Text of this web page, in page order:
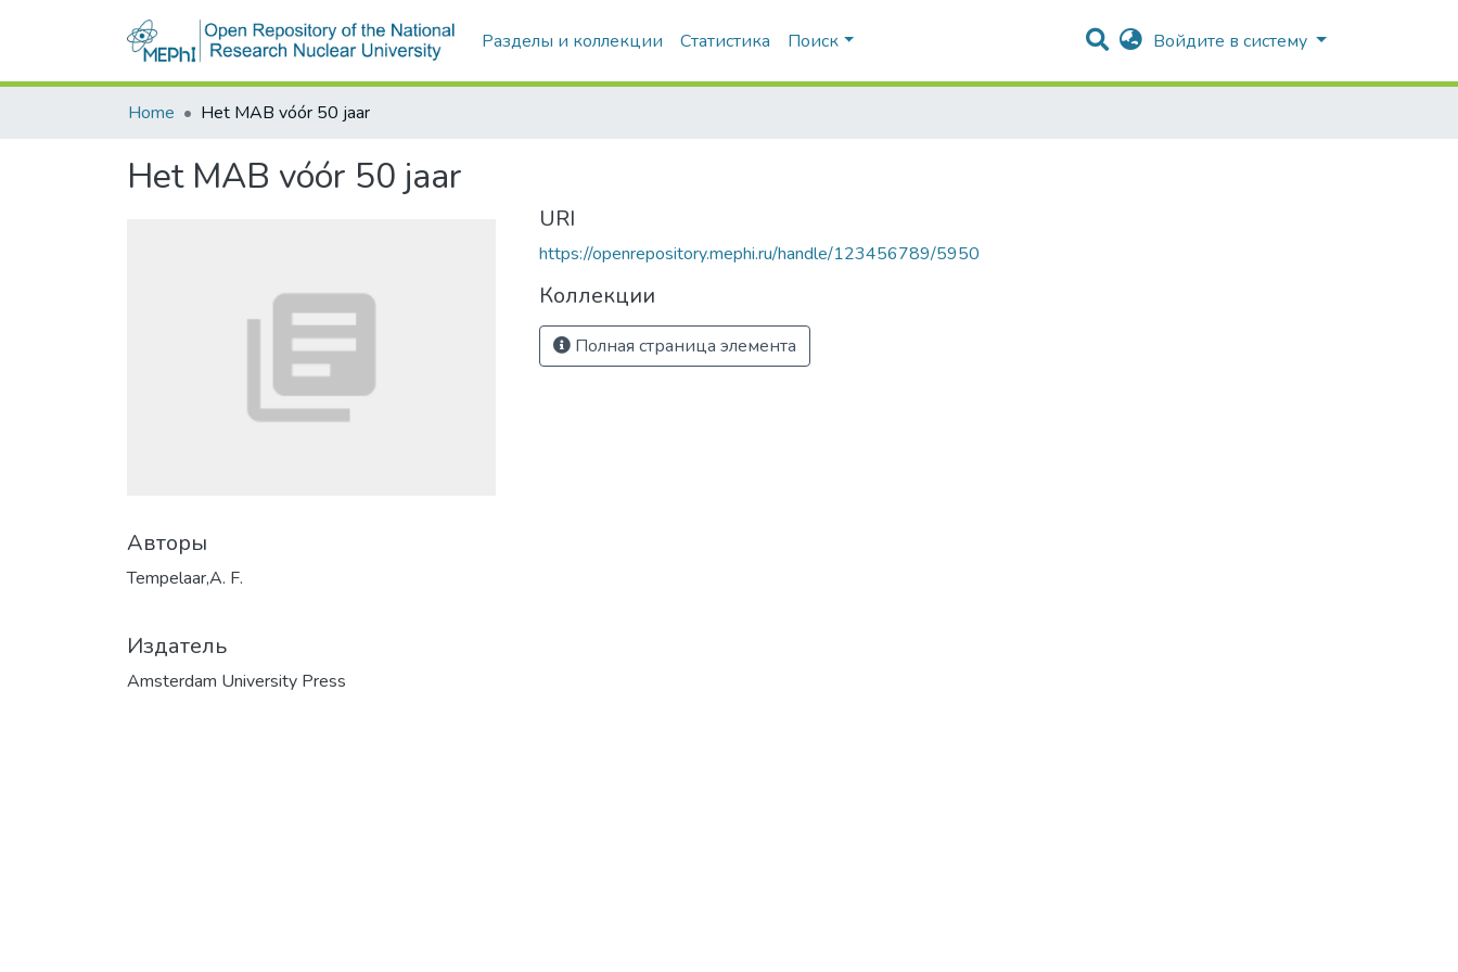
Разделы и коллекции Статистика Поиск Войдите в систему
Home Het MAB vóór 50 jaar
Het MAB vóór 50 jaar
Авторы
Tempelaar,A. F.
Издатель
Amsterdam University Press
URI
https://openrepository.mephi.ru/handle/123456789/5950
Коллекции
Полная страница элемента